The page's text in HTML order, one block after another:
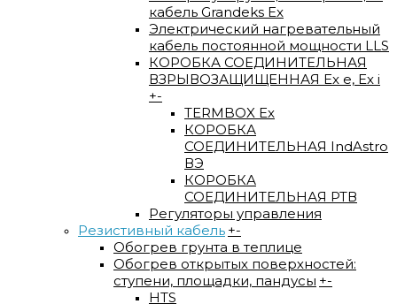
кабель Grandeks Ex
Электрический нагревательный
кабель постоянной мощности LLS
КОРОБКА СОЕДИНИТЕЛЬНАЯ
ВЗРЫВОЗАЩИЩЕННАЯ Ex e, Ex i
+-
TERMBOX Еx
КОРОБКА
СОЕДИНИТЕЛЬНАЯ IndAstro
ВЭ
КОРОБКА
СОЕДИНИТЕЛЬНАЯ РТВ
Регуляторы управления
Резистивный кабель +-
Обогрев грунта в теплице
Обогрев открытых поверхностей:
ступени, площадки, пандусы +-
HTS